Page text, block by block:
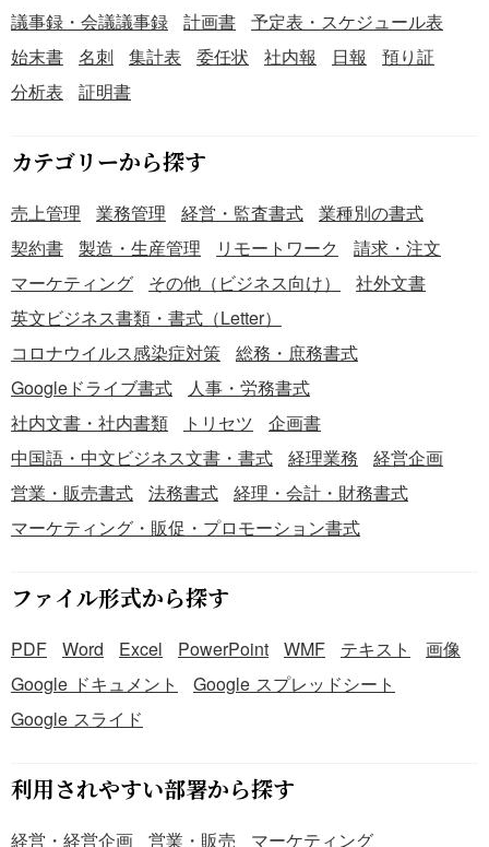
議事録・会議議事録
計画書
予定表・スケジュール表
始末書
名刺 集計表 委任状 社内報 日報
預り証
分析表
証明書
カテゴリーから探す
売上管理 業務管理 経営・監査書式
業種別の書式
契約書
製造・生産管理 リモートワーク
請求・注文
マーケティング
その他（ビジネス向け）
社外文書
英文ビジネス書類・書式（Letter）
コロナウイルス感染症対策
総務・庶務書式
Googleドライブ書式
人事・労務書式
社内文書・社内書類
トリセツ
企画書
中国語・中文ビジネス文書・書式
経理業務
経営企画
営業・販売書式
法務書式
経理・会計・財務書式
マーケティング・販促・プロモーション書式
ファイル形式から探す
PDF Word Excel PowerPoint WMF テキスト
画像
Google ドキュメント
Google スプレッドシート
Google スライド
利用されやすい部署から探す
経営・経営企画 営業・販売 マーケティング